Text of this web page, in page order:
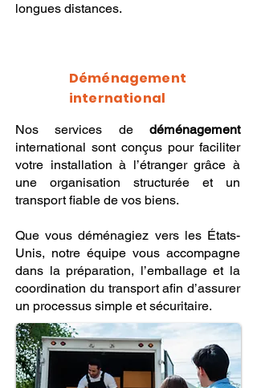
longues distances.
Déménagement
international
Nos services dedéménagement
international sont conçus pour faciliter
votre installation à l’étranger grâce à
une organisation structurée et un
transport fiable de vos biens.
Que vous déménagiez vers les États-
Unis, notre équipe vous accompagne
dans la préparation, l’emballage et la
coordination du transport afin d’assurer
un processus simple et sécuritaire.